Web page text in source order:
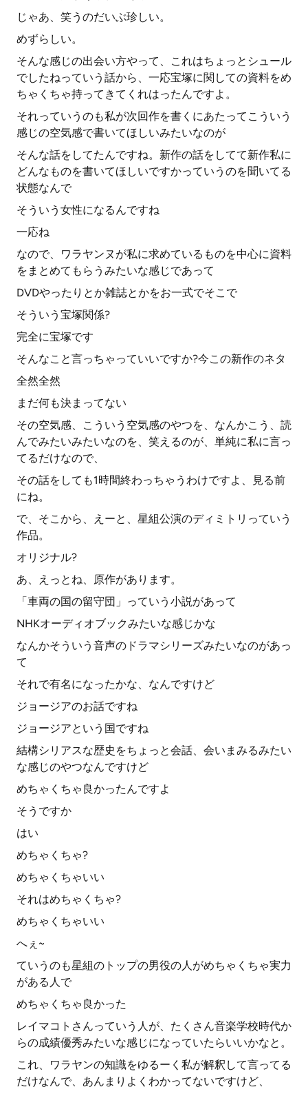
じゃあ、笑うのだいぶ珍しい。
めずらしい。
そんな感じの出会い方やって、これはちょっとシュール
でしたねっていう話から、一応宝塚に関しての資料をめ
ちゃくちゃ持ってきてくれはったんですよ。
それっていうのも私が次回作を書くにあたってこういう
感じの空気感で書いてほしいみたいなのが
そんな話をしてたんですね。新作の話をしてて新作私に
どんなものを書いてほしいですかっていうのを聞いてる
状態なんで
そういう女性になるんですね
一応ね
なので、ワラヤンヌが私に求めているものを中心に資料
をまとめてもらうみたいな感じであって
DVDやったりとか雑誌とかをお一式でそこで
そういう宝塚関係?
完全に宝塚です
そんなこと言っちゃっていいですか?今この新作のネタ
全然全然
まだ何も決まってない
その空気感、こういう空気感のやつを、なんかこう、読
んでみたいみたいなのを、笑えるのが、単純に私に言っ
てるだけなので、
その話をしても1時間終わっちゃうわけですよ、見る前
にね。
で、そこから、えーと、星組公演のディミトリっていう
作品。
オリジナル?
あ、えっとね、原作があります。
「車両の国の留守団」っていう小説があって
NHKオーディオブックみたいな感じかな
なんかそういう音声のドラマシリーズみたいなのがあっ
て
それで有名になったかな、なんですけど
ジョージアのお話ですね
ジョージアという国ですね
結構シリアスな歴史をちょっと会話、会いまみるみたい
な感じのやつなんですけど
めちゃくちゃ良かったんですよ
そうですか
はい
めちゃくちゃ?
めちゃくちゃいい
それはめちゃくちゃ?
めちゃくちゃいい
へぇ~
ていうのも星組のトップの男役の人がめちゃくちゃ実力
がある人で
めちゃくちゃ良かった
レイマコトさんっていう人が、たくさん音楽学校時代か
らの成績優秀みたいな感じになっていたらいいかなと。
これ、ワラヤンの知識をゆるーく私が解釈して言ってる
だけなんで、あんまりよくわかってないですけど、